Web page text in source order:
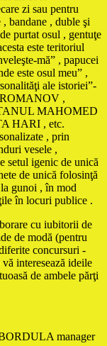
zi sau pentru
bandane , duble şi
purtat osul , gentuţe
este teritoriul
mă” , papucei
este osul meu” ,
ale istoriei”-
,
MAHOMED
HARI , etc.
, prin
vesele ,
setul igenic de unică
de unică folosinţă
la gunoi , în mod
în locuri publice .
cu iubitorii de
de modă (pentru
concursuri -
interesează ideile
de ambele părţi
manager